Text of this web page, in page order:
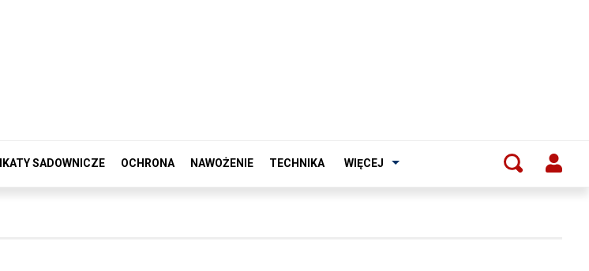
SADOWNICZE OCHRONA NAWOŻENIE TECHNIKA WIĘCEJ